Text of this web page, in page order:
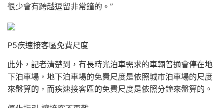
很少會有跨越逗留非常鐘的。”
P5疾速接客區免費尺度
此外，記者清楚到，有長時光泊車需求的車輛普通會停在地
下泊車場，地下泊車場的免費尺度是依照城市泊車場的尺度
來盤算的，而疾速接客區的免費尺度是依照分鐘來盤算的。